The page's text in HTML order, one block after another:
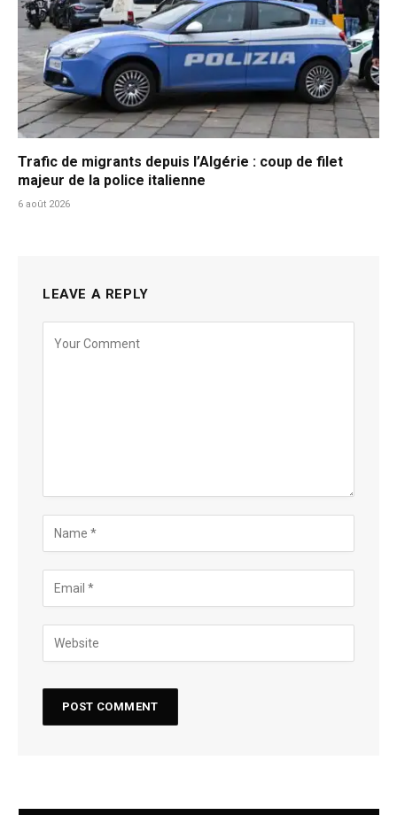
Trafic de migrants depuis l’Algérie : coup de filet
majeur de la police italienne
6 août 2026
LEAVE A REPLY